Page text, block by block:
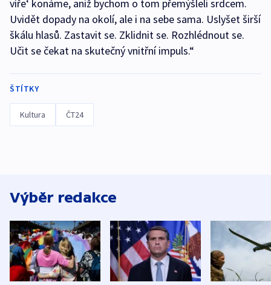
víře‘ konáme, aniž bychom o tom přemýšleli srdcem.
Uvidět dopady na okolí, ale i na sebe sama. Uslyšet širší
škálu hlasů. Zastavit se. Zklidnit se. Rozhlédnout se.
Učit se čekat na skutečný vnitřní impuls.“
ŠTÍTKY
Kultura ČT24
Výběr redakce